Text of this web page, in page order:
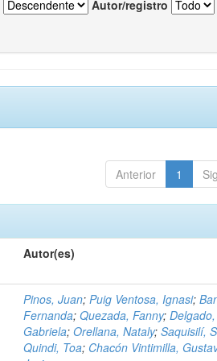
Autor/registro
Anterior 1
Autor(es)
Pinos, Juan;Puig Ventosa, Ignasi;
Fernanda;Quezada, Fanny;Delgado,
Gabriela;Orellana, Nataly;Saquisilí,
Quindi, Toa; Chacón Vintimilla,